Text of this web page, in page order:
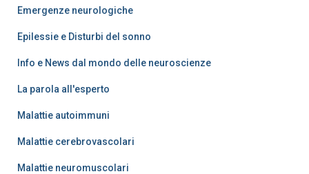
Emergenze neurologiche
Epilessie e Disturbi del sonno
Info e News dal mondo delle neuroscienze
La parola all'esperto
Malattie autoimmuni
Malattie cerebrovascolari
Malattie neuromuscolari